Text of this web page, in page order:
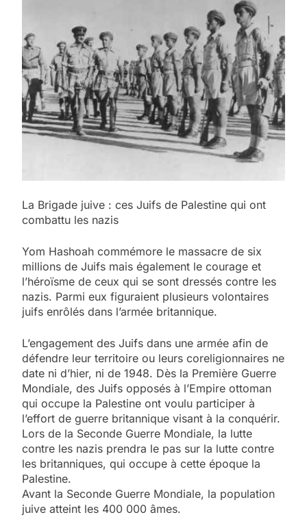
La Brigade juive : ces Juifs de Palestine qui ont
combattu les nazis
Yom Hashoah commémore le massacre de six
millions de Juifs mais également le courage et
l’héroïsme de ceux qui se sont dressés contre les
nazis. Parmi eux figuraient plusieurs volontaires
juifs enrôlés dans l’armée britannique.
L’engagement des Juifs dans une armée afin de
défendre leur territoire ou leurs coreligionnaires ne
date ni d’hier, ni de 1948. Dès la Première Guerre
Mondiale, des Juifs opposés à l’Empire ottoman
qui occupe la Palestine ont voulu participer à
l’effort de guerre britannique visant à la conquérir.
Lors de la Seconde Guerre Mondiale, la lutte
contre les nazis prendra le pas sur la lutte contre
les britanniques, qui occupe à cette époque la
Palestine.
Avant la Seconde Guerre Mondiale, la population
juive atteint les 400 000 âmes.